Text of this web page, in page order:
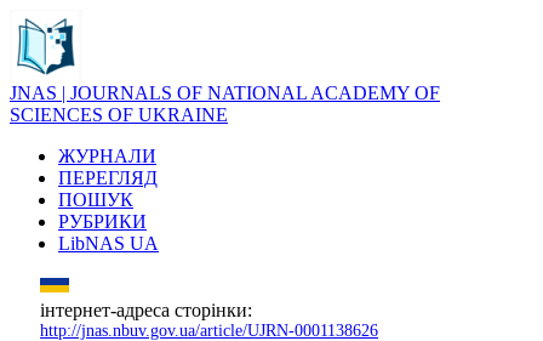
JNAS | JOURNALS OF NATIONAL ACADEMY OF
SCIENCES OF UKRAINE
ЖУРНАЛИ
ПЕРЕГЛЯД
ПОШУК
РУБРИКИ
LibNAS UA
інтернет-адреса сторінки:
http://jnas.nbuv.gov.ua/article/UJRN-0001138626